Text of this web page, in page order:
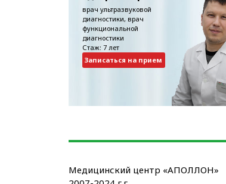
врач ультразвуковой
диагностики, врач
функциональной
диагностики
Стаж: 7 лет
Записаться на прием
Медицинский центр «АПОЛЛОН»